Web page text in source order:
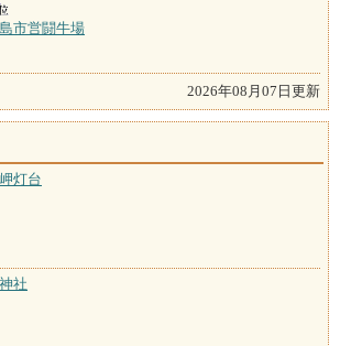
市営闘牛場
2026年08月07日更新
灯台
社